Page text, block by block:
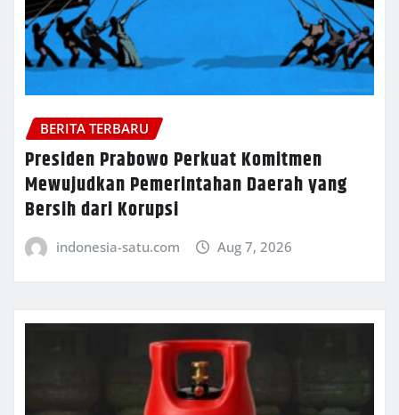
BERITA TERBARU
Presiden Prabowo Perkuat Komitmen
Mewujudkan Pemerintahan Daerah yang
Bersih dari Korupsi
indonesia-satu.com Aug 7, 2026